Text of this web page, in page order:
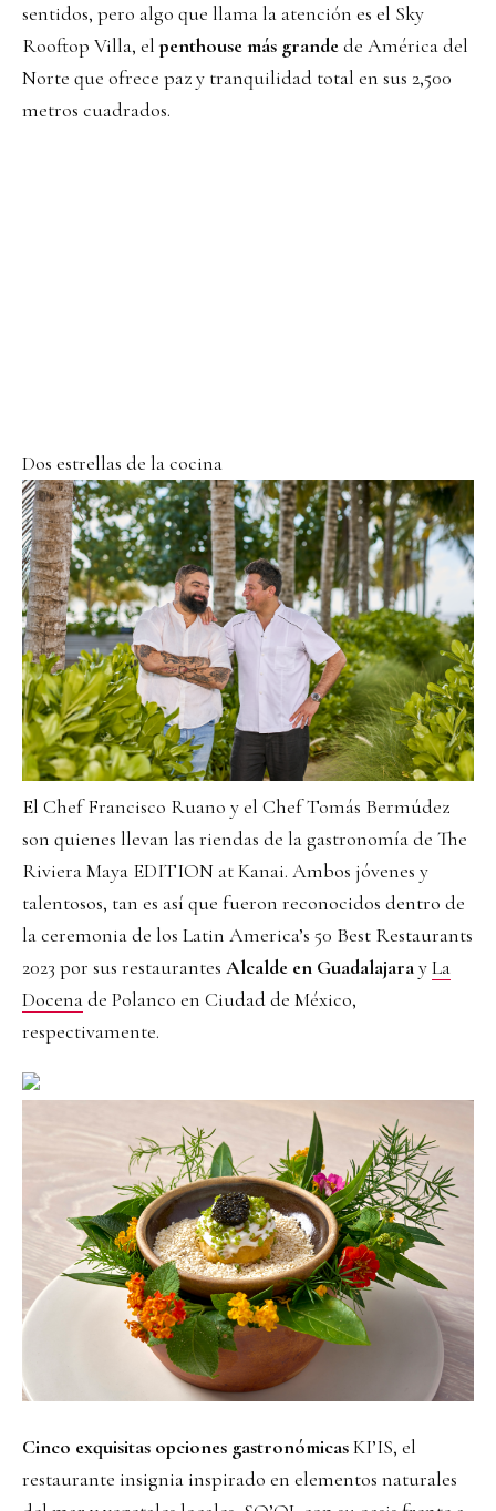
sentidos, pero algo que llama la atención es el Sky
Rooftop Villa, elpenthouse más grandede América del
Norte que ofrece paz y tranquilidad total en sus 2,500
metros cuadrados.
Dos estrellas de la cocina
El Chef Francisco Ruano y el Chef Tomás Bermúdez
son quienes llevan las riendas de la gastronomía de The
Riviera Maya EDITION at Kanai. Ambos jóvenes y
talentosos, tan es así que fueron reconocidos dentro de
la ceremonia de los Latin America’s 50 Best Restaurants
2023 por sus restaurantes Alcalde en GuadalajarayLa
Docenade Polanco en Ciudad de México,
respectivamente.
Cinco exquisitas opciones gastronómicasKI’IS, el
restaurante insignia inspirado en elementos naturales